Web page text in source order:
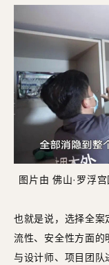
图片由 佛山·罗浮
也就是说，选择全案
流性、安全性方面的
与设计师、项目团队